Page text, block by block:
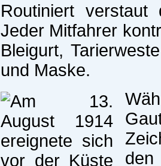
Routiniert verstaut
Jeder Mitfahrer
Bleigurt,
und Maske.